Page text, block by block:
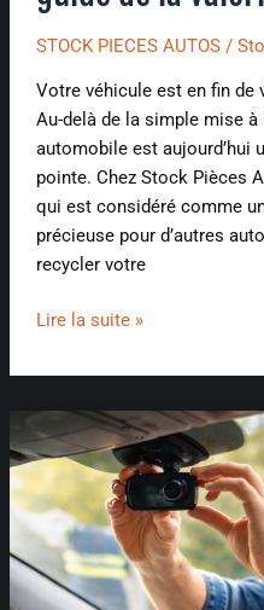
STOCK PIECES AUTOS/
Votre véhicule est en fin de
Au-delà de la simple mise
automobile est aujourd’hui
pointe. Chez Stock Pièces
qui est considéré comme
précieuse pour d’autres
recycler votre
Lire la suite »
Dashcam
:
que
dit
la
loi